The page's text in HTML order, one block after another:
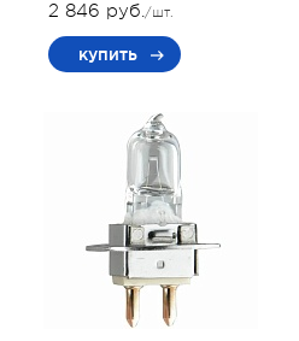
2 846 руб./шт.
купить